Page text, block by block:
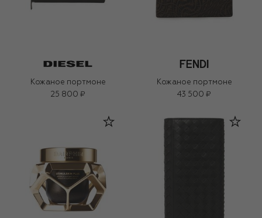
Кожаное портмоне
25 800 ₽
Кожаное портмоне
43 500 ₽